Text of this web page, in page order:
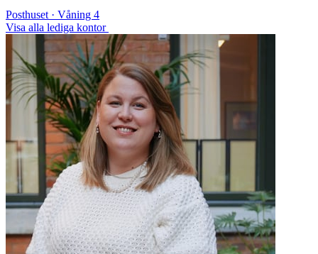
Posthuset · Våning 4
Visa alla lediga kontor